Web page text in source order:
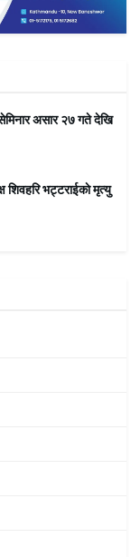
सेमिनार असार २७ गते देखि
शिवहरि भट्टराईकाे मृत्यु